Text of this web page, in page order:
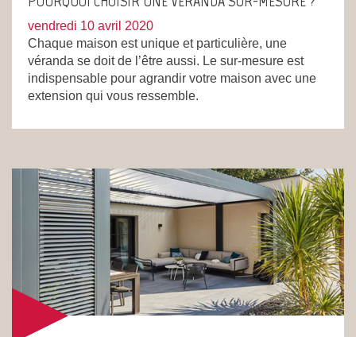
vendredi 10 avril 2020
Chaque maison est unique et particulière, une
véranda se doit de l’être aussi. Le sur-mesure est
indispensable pour agrandir votre maison avec une
extension qui vous ressemble.